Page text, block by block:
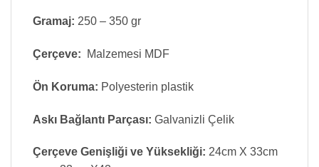
Gramaj: 250 – 350 gr
Çerçeve: Malzemesi MDF
Ön Koruma: Polyesterin plastik
Askı Bağlantı Parçası: Galvanizli Çelik
Çerçeve Genişliği ve Yüksekliği: 24cm X 33cm